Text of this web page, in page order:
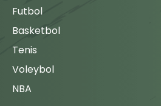
Futbol
Basketbol
Tenis
Voleybol
NBA